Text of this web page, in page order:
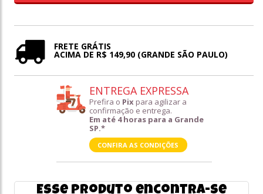
FRETE GRÁTIS
ACIMA DE R$ 149,90 (GRANDE SÃO PAULO)
ENTREGA EXPRESSA
Prefira o Pix para agilizar a
confirmação e entrega.
Em até 4 horas para a Grande
SP.*
CONFIRA AS CONDIÇÕES
Esse produto encontra-se